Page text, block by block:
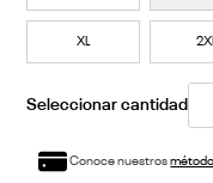
XL
Conoce nuestros